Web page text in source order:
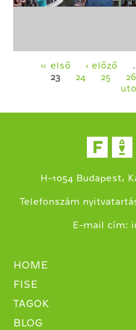
Oldalak« első ‹ előző
23
24 25 26
H-1054 Budapest,
Telefonszám
E-mail cím:
HOME
FISE
TAGOK
BLOG